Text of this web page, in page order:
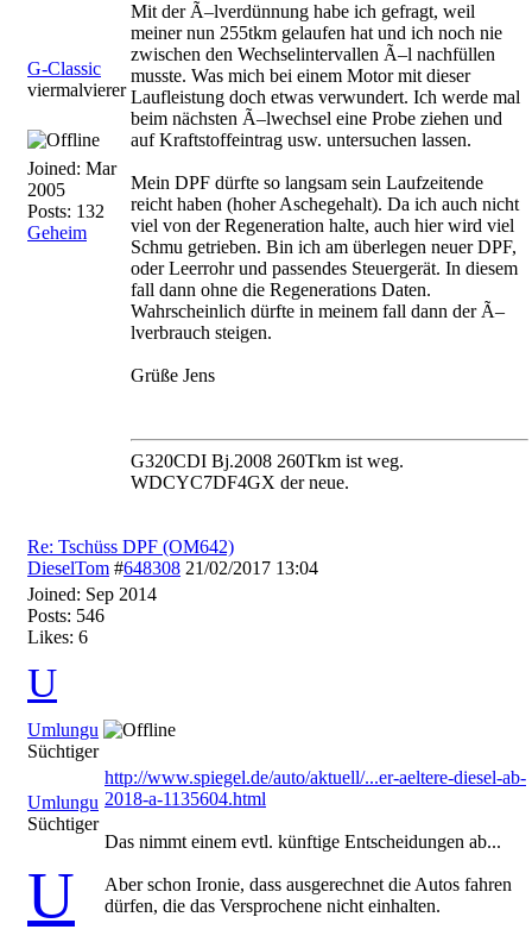
G-Classic
viermalvierer
Joined: Mar
2005
Posts: 132
Geheim
Mit der Ã–lverdünnung habe ich gefragt, weil
meiner nun 255tkm gelaufen hat und ich noch nie
zwischen den Wechselintervallen Ã–l nachfüllen
musste. Was mich bei einem Motor mit dieser
Laufleistung doch etwas verwundert. Ich werde mal
beim nächsten Ã–lwechsel eine Probe ziehen und
auf Kraftstoffeintrag usw. untersuchen lassen.
Mein DPF dürfte so langsam sein Laufzeitende
reicht haben (hoher Aschegehalt). Da ich auch nicht
viel von der Regeneration halte, auch hier wird viel
Schmu getrieben. Bin ich am überlegen neuer DPF,
oder Leerrohr und passendes Steuergerät. In diesem
fall dann ohne die Regenerations Daten.
Wahrscheinlich dürfte in meinem fall dann der Ã–
lverbrauch steigen.
Grüße Jens
G320CDI Bj.2008 260Tkm ist weg.
WDCYC7DF4GX der neue.
Re: Tschüss DPF (OM642)
DieselTom #648308 21/02/2017 13:04
Joined: Sep 2014
Posts: 546
Likes: 6
U
Umlungu
Süchtiger
Umlungu
Süchtiger
U
http://www.spiegel.de/auto/aktuell/...er-aeltere-diesel-ab-
2018-a-1135604.html
Das nimmt einem evtl. künftige Entscheidungen ab...
Aber schon Ironie, dass ausgerechnet die Autos fahren
dürfen, die das Versprochene nicht einhalten.